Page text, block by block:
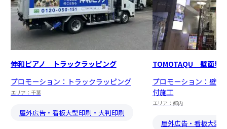
伸和ピアノ トラックラッピング
プロモーション：トラックラッピング
エリア：千葉
屋外広告・看板大型印刷・大判印刷
TOMOTAQU 壁面看
プロモーション：壁
付施工
エリア：都内
屋外広告・看板大型